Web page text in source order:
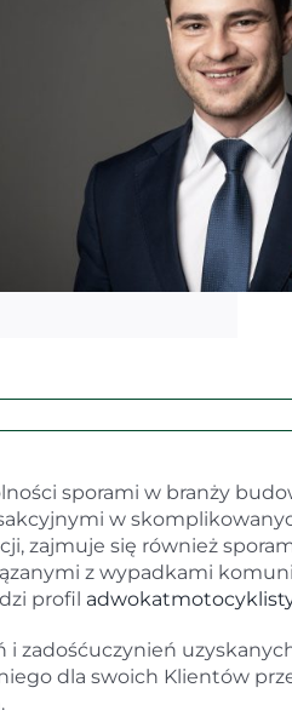
sporami w branży
w
zajmuje się również
z wypadkami
profil
i zadośćuczynień
dla swoich Klientów